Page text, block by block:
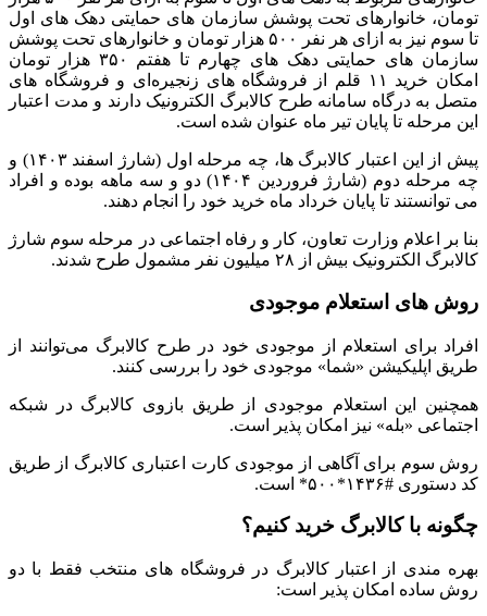
تومان، خانوارهای تحت پوشش سازمان‌ های حمایتی دهک‌ های اول
تا سوم نیز به ازای هر نفر ۵۰۰ هزار تومان و خانوارهای تحت پوشش
سازمان‌ های حمایتی دهک‌ های چهارم تا هفتم ۳۵۰ هزار تومان
امکان خرید ۱۱ قلم از فروشگاه‌ های زنجیره‌ای و فروشگاه‌ های
متصل به درگاه سامانه طرح کالابرگ الکترونیک دارند و مدت اعتبار
این مرحله تا پایان تیر ماه عنوان شده است.
پیش از این اعتبار کالابرگ‌ ها، چه مرحله اول (شارژ اسفند ۱۴۰۳) و
چه مرحله دوم (شارژ فروردین ۱۴۰۴) دو و سه ماهه بوده و افراد
می‌ توانستند تا پایان خرداد ماه خرید خود را انجام دهند.
بنا بر اعلام وزارت تعاون، کار و رفاه اجتماعی در مرحله سوم شارژ
کالابرگ الکترونیک بیش از ۲۸ میلیون نفر مشمول طرح شدند.
روش‌ های استعلام موجودی
افراد برای استعلام از موجودی خود در طرح کالابرگ می‌توانند از
طریق اپلیکیشن «شما» موجودی خود را بررسی کنند.
همچنین این استعلام موجودی از طریق بازوی کالابرگ در شبکه
اجتماعی «بله» نیز امکان پذیر است.
روش سوم برای آگاهی از موجودی کارت اعتباری کالابرگ از طریق
کد دستوری #۱۴۳۶*۵۰۰* است.
چگونه با کالابرگ خرید کنیم؟
بهره‌ مندی از اعتبار کالابرگ در فروشگاه‌ های منتخب فقط با دو
روش ساده امکان‌ پذیر است: